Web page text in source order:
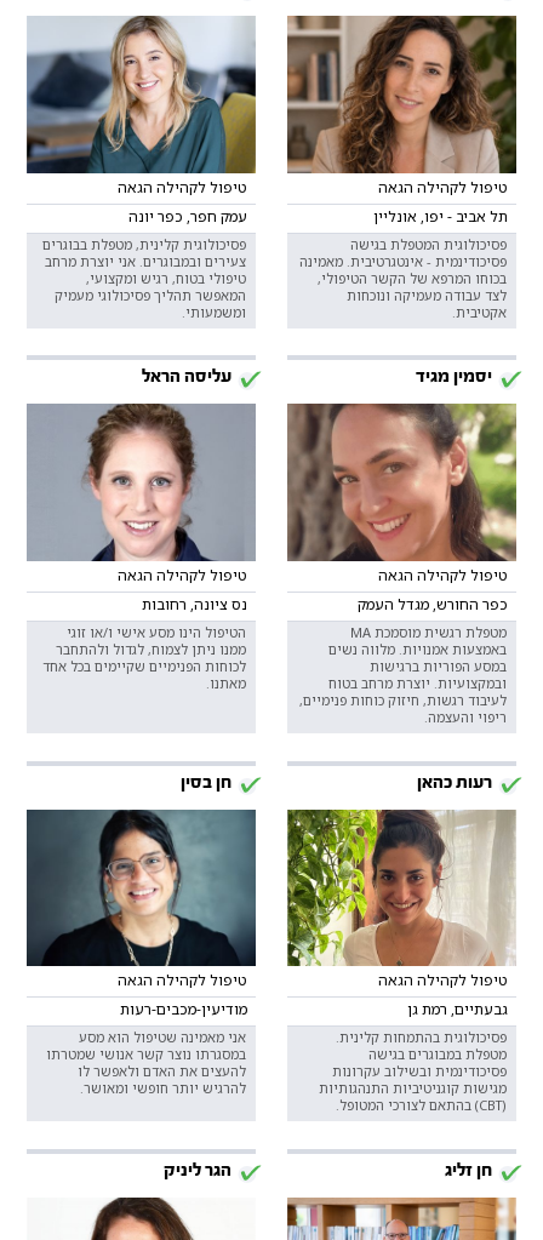
טיפול לקהילה הגאה
תל אביב - יפו, אונליין
פסיכולוגית המטפלת בגישה
פסיכודינמית - אינטגרטיבית. מאמינה
בכוחו המרפא של הקשר הטיפולי,
לצד עבודה מעמיקה ונוכחות
אקטיבית.
טיפול לקהילה הגאה
עמק חפר, כפר יונה
פסיכולוגית קלינית, מטפלת בבוגרים
צעירים ובמבוגרים. אני יוצרת מרחב
טיפולי בטוח, רגיש ומקצועי,
המאפשר תהליך פסיכולוגי מעמיק
ומשמעותי.
יסמין מגיד
טיפול לקהילה הגאה
כפר החורש, מגדל העמק
מטפלת רגשית מוסמכת MA
באמצעות אמנויות. מלווה נשים
במסע הפוריות ברגישות
ובמקצועיות. יוצרת מרחב בטוח
לעיבוד רגשות, חיזוק כוחות פנימיים,
ריפוי והעצמה.
עליסה הראל
טיפול לקהילה הגאה
נס ציונה, רחובות
הטיפול הינו מסע אישי ו/או זוגי
ממנו ניתן לצמוח, לגדול ולהתחבר
לכוחות הפנימיים שקיימים בכל אחד
מאתנו.
רעות כהאן
טיפול לקהילה הגאה
גבעתיים, רמת גן
פסיכולוגית בהתמחות קלינית.
מטפלת במבוגרים בגישה
פסיכודינמית ובשילוב עקרונות
מגישות קוגניטיביות התנהגותיות
(CBT) בהתאם לצורכי המטופל.
חן בסין
טיפול לקהילה הגאה
מודיעין-מכבים-רעות
אני מאמינה שטיפול הוא מסע
במסגרתו נוצר קשר אנושי שמטרתו
להעצים את האדם ולאפשר לו
להרגיש יותר חופשי ומאושר.
חן זליג הגר ליניק